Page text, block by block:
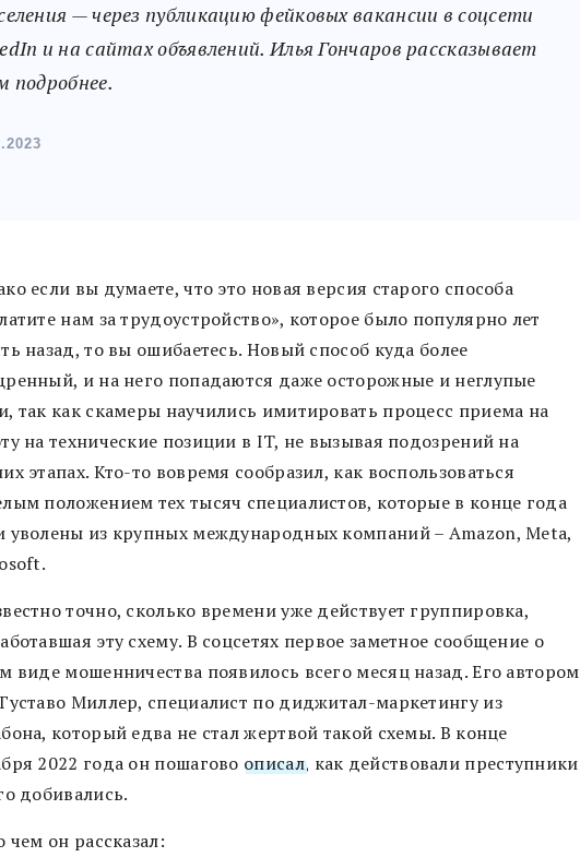
— через публикацию фейковых вакансии в соцсети
и на сайтах объявлений. Илья Гончаров рассказывает
подробнее.
если вы думаете, что это новая версия старого способа
нам за трудоустройство», которое было популярно лет
назад, то вы ошибаетесь. Новый способ куда более
и на него попадаются даже осторожные и неглупые
так как скамеры научились имитировать процесс приема на
на технические позиции в IT, не вызывая подозрений на
этапах. Кто-то вовремя сообразил, как воспользоваться
положением тех тысяч специалистов, которые в конце года
уволены из крупных международных компаний – Amazon, Meta,
точно, сколько времени уже действует группировка,
эту схему. В соцсетях первое заметное сообщение о
виде мошенничества появилось всего месяц назад. Его автором
Миллер, специалист по диджитал-маркетингу из
который едва не стал жертвой такой схемы. В конце
2022 года он пошагово описал, как действовали преступники
добивались.
чем он рассказал: